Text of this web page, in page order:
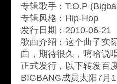
专辑歌手：T.O.P
专辑风格：Hip-Hop
发行日期：2010-06-21
歌曲介绍：这个曲子实
曲，期待很久，嘻哈说
正式发行，以下转发百
BIGBANG成员太阳7月